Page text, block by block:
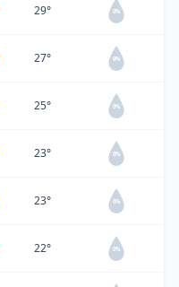
29° 0%
27° 0%
25° 0%
23° 0%
23° 0%
22° 0%